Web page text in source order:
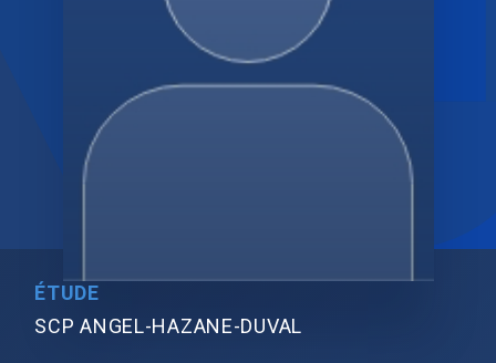
ÉTUDE
SCP ANGEL-HAZANE-DUVAL